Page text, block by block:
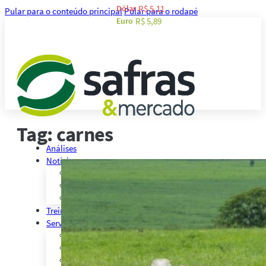
Pular para o conteúdo principalPular para o rodapé
Análises
Notícias
Treinamentos
Serviços
Consultoria
Plataforma Safras
Safras API Data Feed
Dólar R$ 5,11
Euro R$ 5,89
Tag: carnes